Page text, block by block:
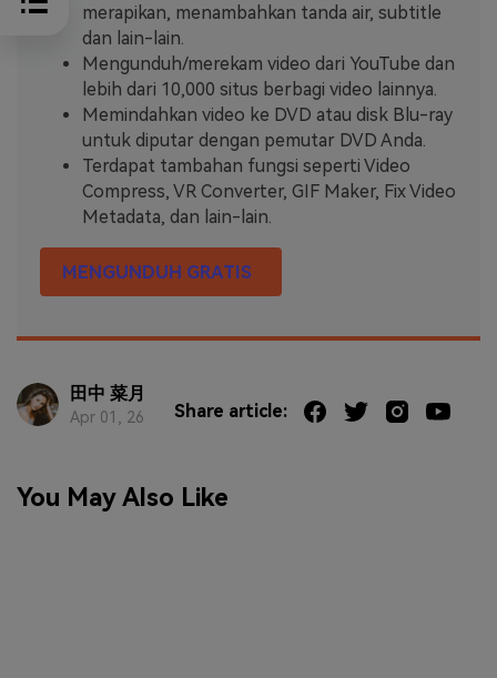
merapikan, menambahkan tanda air, subtitle
dan lain-lain.
Mengunduh/merekam video dari YouTube dan
lebih dari 10,000 situs berbagi video lainnya.
Memindahkan video ke DVD atau disk Blu-ray
untuk diputar dengan pemutar DVD Anda.
Terdapat tambahan fungsi seperti Video
Compress, VR Converter, GIF Maker, Fix Video
Metadata, dan lain-lain.
MENGUNDUH GRATIS
田中 菜月
Apr 01, 26 Share article:
You May Also Like